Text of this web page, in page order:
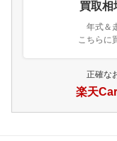
買取相
年式＆
こちらに
正確な
楽天